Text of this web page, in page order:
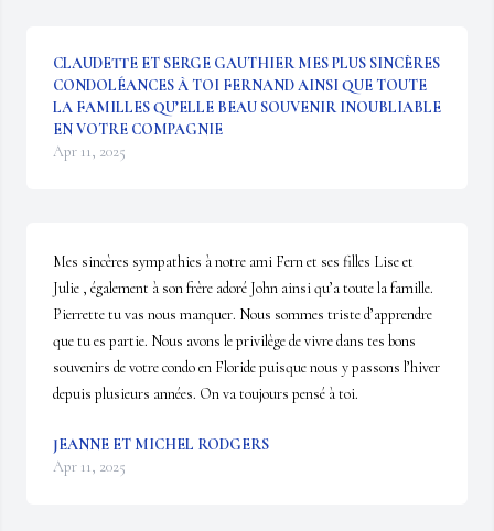
CLAUDETTE ET SERGE GAUTHIER MES PLUS SINCÈRES
CONDOLÉANCES À TOI FERNAND AINSI QUE TOUTE
LA FAMILLES QU’ELLE BEAU SOUVENIR INOUBLIABLE
EN VOTRE COMPAGNIE
Apr 11, 2025
Mes sincères sympathies à notre ami Fern et ses filles Lise et
Julie , également à son frère adoré John ainsi qu’a toute la famille.
Pierrette tu vas nous manquer. Nous sommes triste d’apprendre
que tu es partie. Nous avons le privilège de vivre dans tes bons
souvenirs de votre condo en Floride puisque nous y passons l’hiver
depuis plusieurs années. On va toujours pensé à toi.
JEANNE ET MICHEL RODGERS
Apr 11, 2025